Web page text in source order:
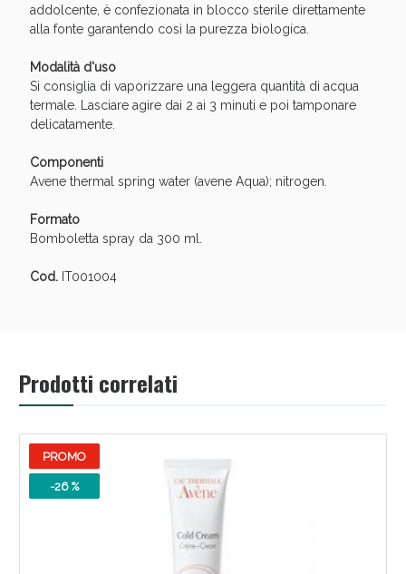
addolcente, è confezionata in blocco sterile direttamente
alla fonte garantendo così la purezza biologica.
Modalità d'uso
Si consiglia di vaporizzare una leggera quantità di acqua
termale. Lasciare agire dai 2 ai 3 minuti e poi tamponare
delicatamente.
Componenti
Avene thermal spring water (avene Aqua); nitrogen.
Formato
Bomboletta spray da 300 ml.
Cod.IT001004
Prodotti correlati
PROMO
-26 %
Sconto fino al 55% disponibile oggi!
Vie Urinarie e Prostata: Sconti fino al 45% oggi!